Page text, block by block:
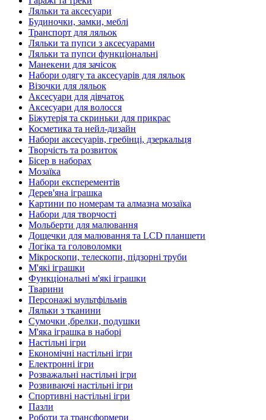
Ляльки та аксесуари
Будиночки, замки, меблі
Транспорт для ляльок
Ляльки та пупси з аксесуарами
Ляльки та пупси функціональні
Манекени для зачісок
Набори одягу та аксесуарів для ляльок
Візочки для ляльок
Аксесуари для дівчаток
Аксесуари для волосся
Біжутерія та скриньки для прикрас
Косметика та нейл-дизайн
Набори аксесуарів, гребінці, дзеркальця
Творчість та розвиток
Бісер в наборах
Мозаїка
Набори експерементів
Дерев'яна іграшка
Картини по номерам та алмазна мозаїка
Набори для творчості
Мольберти для малювання
Дощечки для малювання та LCD планшети
Логіка та головоломки
Мікроскопи, телескопи, підзорні труби
М'які іграшки
Функціональні м'які іграшки
Тварини
Персонажі мультфільмів
Ляльки з тканини
Сумочки ,брелки, подушки
М'яка іграшка в наборі
Настільні ігри
Економічні настільні ігри
Електронні ігри
Розважальні настільні ігри
Розвиваючі настільні ігри
Спортивні настільні ігри
Пазли
Роботи та трансформери